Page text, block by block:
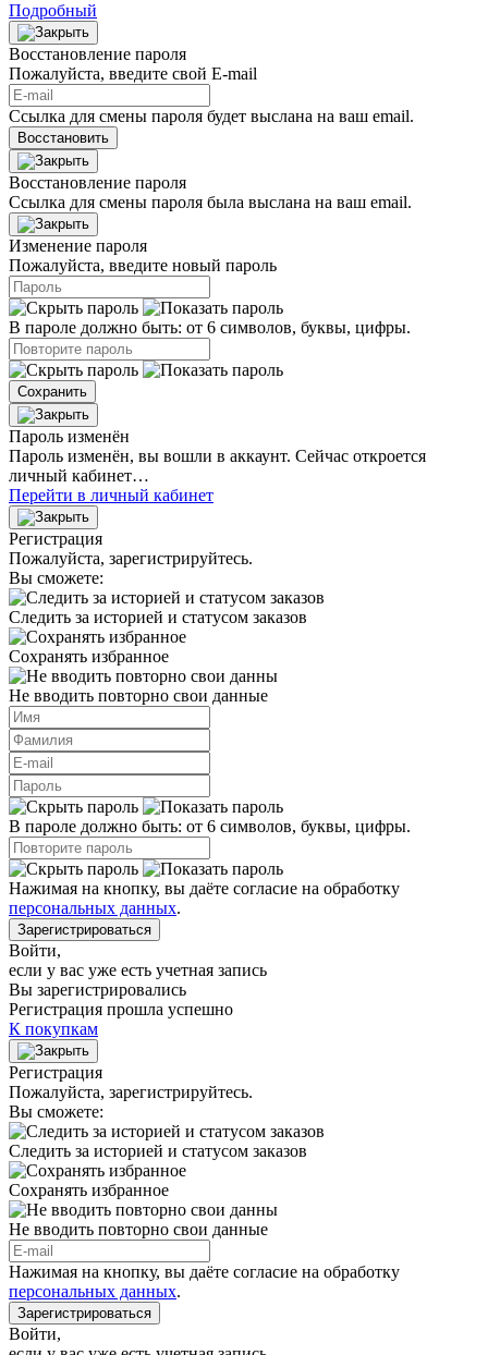
Подробный
Восстановление пароля
Пожалуйста, введите свой E‑mail
Ссылка для смены пароля будет выслана на ваш email.
Восстановить
Восстановление пароля
Ссылка для смены пароля была выслана на ваш email.
Изменение пароля
Пожалуйста, введите новый пароль
В пароле должно быть: от 6 символов, буквы, цифры.
Сохранить
Пароль изменён
Пароль изменён, вы вошли в аккаунт. Сейчас откроется
личный кабинет…
Перейти в личный кабинет
Регистрация
Пожалуйста, зарегистрируйтесь.
Вы сможете:
Следить за историей и статусом заказов
Сохранять избранное
Не вводить повторно свои данные
В пароле должно быть: от 6 символов, буквы, цифры.
Нажимая на кнопку, вы даёте согласие на обработку
персональных данных.
Зарегистрироваться
Войти,
если у вас уже есть учетная запись
Вы зарегистрировались
Регистрация прошла успешно
К покупкам
Регистрация
Пожалуйста, зарегистрируйтесь.
Вы сможете:
Следить за историей и статусом заказов
Сохранять избранное
Не вводить повторно свои данные
Нажимая на кнопку, вы даёте согласие на обработку
персональных данных.
Зарегистрироваться
Войти,